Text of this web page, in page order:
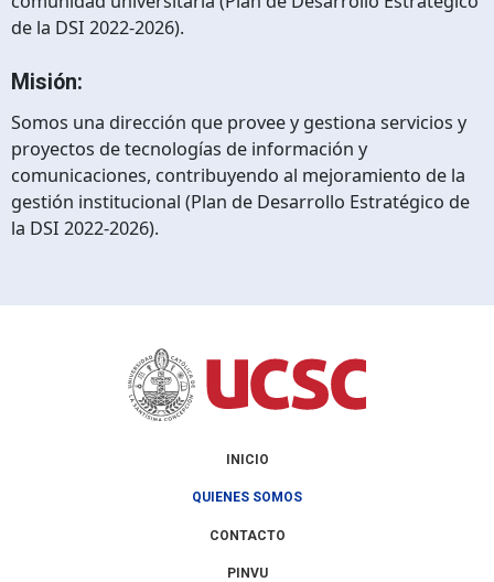
de la DSI 2022-2026).
Misión:
Somos una dirección que provee y gestiona servicios y
proyectos de tecnologías de información y
comunicaciones, contribuyendo al mejoramiento de la
gestión institucional (Plan de Desarrollo Estratégico de
la DSI 2022-2026).
INICIO
QUIENES SOMOS
CONTACTO
PINVU